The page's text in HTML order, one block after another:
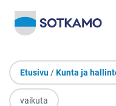
Etusivu /Kunta ja
vaikuta